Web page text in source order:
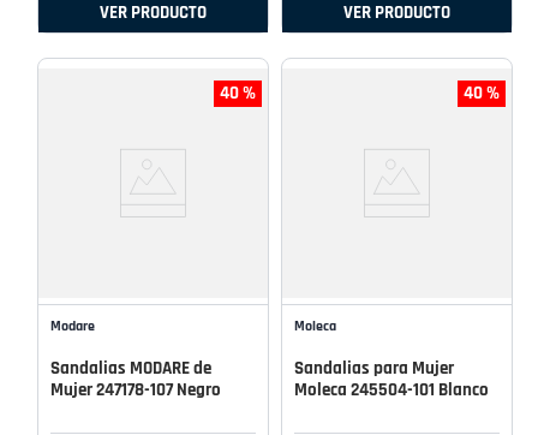
VER PRODUCTO VER PRODUCTO
40 %
Modare
Sandalias MODARE de
Mujer 247178-107 Negro
40 %
Moleca
Sandalias para Mujer
Moleca 245504-101 Blanco